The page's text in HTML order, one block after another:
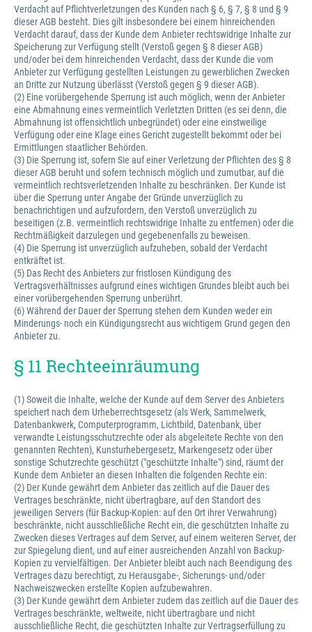
Verdacht auf Pflichtverletzungen des Kunden nach § 6, § 7, § 8 und § 9
dieser AGB besteht. Dies gilt insbesondere bei einem hinreichenden
Verdacht darauf, dass der Kunde dem Anbieter rechtswidrige Inhalte zur
Speicherung zur Verfügung stellt (Verstoß gegen § 8 dieser AGB)
und/oder bei dem hinreichenden Verdacht, dass der Kunde die vom
Anbieter zur Verfügung gestellten Leistungen zu gewerblichen Zwecken
an Dritte zur Nutzung überlässt (Verstoß gegen § 9 dieser AGB).
(2) Eine vorübergehende Sperrung ist auch möglich, wenn der Anbieter
eine Abmahnung eines vermeintlich Verletzten Dritten (es sei denn, die
Abmahnung ist offensichtlich unbegründet) oder eine einstweilige
Verfügung oder eine Klage eines Gericht zugestellt bekommt oder bei
Ermittlungen staatlicher Behörden.
(3) Die Sperrung ist, sofern Sie auf einer Verletzung der Pflichten des § 8
dieser AGB beruht und sofern technisch möglich und zumutbar, auf die
vermeintlich rechtsverletzenden Inhalte zu beschränken. Der Kunde ist
über die Sperrung unter Angabe der Gründe unverzüglich zu
benachrichtigen und aufzufordern, den Verstoß unverzüglich zu
beseitigen (z.B. vermeintlich rechtswidrige Inhalte zu entfernen) oder die
Rechtmäßigkeit darzulegen und gegebenenfalls zu beweisen.
(4) Die Sperrung ist unverzüglich aufzuheben, sobald der Verdacht
entkräftet ist.
(5) Das Recht des Anbieters zur fristlosen Kündigung des
Vertragsverhältnisses aufgrund eines wichtigen Grundes bleibt auch bei
einer vorübergehenden Sperrung unberührt.
(6) Während der Dauer der Sperrung stehen dem Kunden weder ein
Minderungs- noch ein Kündigungsrecht aus wichtigem Grund gegen den
Anbieter zu.
§ 11 Rechteeinräumung
(1) Soweit die Inhalte, welche der Kunde auf dem Server des Anbieters
speichert nach dem Urheberrechtsgesetz (als Werk, Sammelwerk,
Datenbankwerk, Computerprogramm, Lichtbild, Datenbank, über
verwandte Leistungsschutzrechte oder als abgeleitete Rechte von den
genannten Rechten), Kunsturhebergesetz, Markengesetz oder über
sonstige Schutzrechte geschützt ("geschützte Inhalte") sind, räumt der
Kunde dem Anbieter an diesen Inhalten die folgenden Rechte ein:
(2) Der Kunde gewährt dem Anbieter das zeitlich auf die Dauer des
Vertrages beschränkte, nicht übertragbare, auf den Standort des
jeweiligen Servers (für Backup-Kopien: auf den Ort ihrer Verwahrung)
beschränkte, nicht ausschließliche Recht ein, die geschützten Inhalte zu
Zwecken dieses Vertrages auf dem Server, auf einem weiteren Server, der
zur Spiegelung dient, und auf einer ausreichenden Anzahl von Backup-
Kopien zu vervielfältigen. Der Anbieter bleibt auch nach Beendigung des
Vertrages dazu berechtigt, zu Herausgabe-, Sicherungs- und/oder
Nachweiszwecken erstellte Kopien aufzubewahren.
(3) Der Kunde gewährt dem Anbieter zudem das zeitlich auf die Dauer des
Vertrages beschränkte, weltweite, nicht übertragbare und nicht
ausschließliche Recht, die geschützten Inhalte zur Vertragserfüllung zu